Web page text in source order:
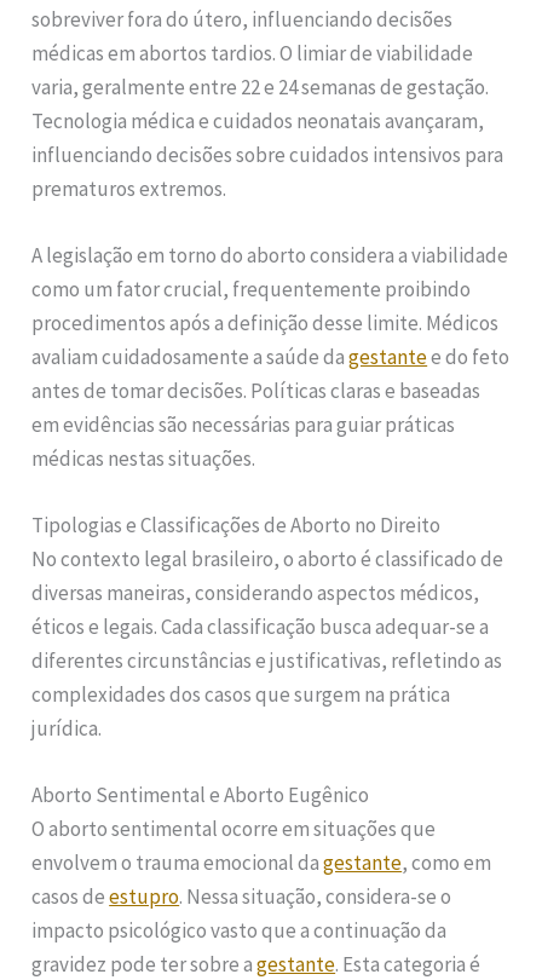
sobreviver fora do útero, influenciando decisões
médicas em abortos tardios. O limiar de viabilidade
varia, geralmente entre 22 e 24 semanas de gestação.
Tecnologia médica e cuidados neonatais avançaram,
influenciando decisões sobre cuidados intensivos para
prematuros extremos.
A legislação em torno do aborto considera a viabilidade
como um fator crucial, frequentemente proibindo
procedimentos após a definição desse limite. Médicos
avaliam cuidadosamente a saúde dagestantee do feto
antes de tomar decisões. Políticas claras e baseadas
em evidências são necessárias para guiar práticas
médicas nestas situações.
Tipologias e Classificações de Aborto no Direito
No contexto legal brasileiro, o aborto é classificado de
diversas maneiras, considerando aspectos médicos,
éticos e legais. Cada classificação busca adequar-se a
diferentes circunstâncias e justificativas, refletindo as
complexidades dos casos que surgem na prática
jurídica.
Aborto Sentimental e Aborto Eugênico
O aborto sentimental ocorre em situações que
envolvem o trauma emocional dagestante, como em
casos deestupro. Nessa situação, considera-se o
impacto psicológico vasto que a continuação da
gravidez pode ter sobre agestante. Esta categoria é